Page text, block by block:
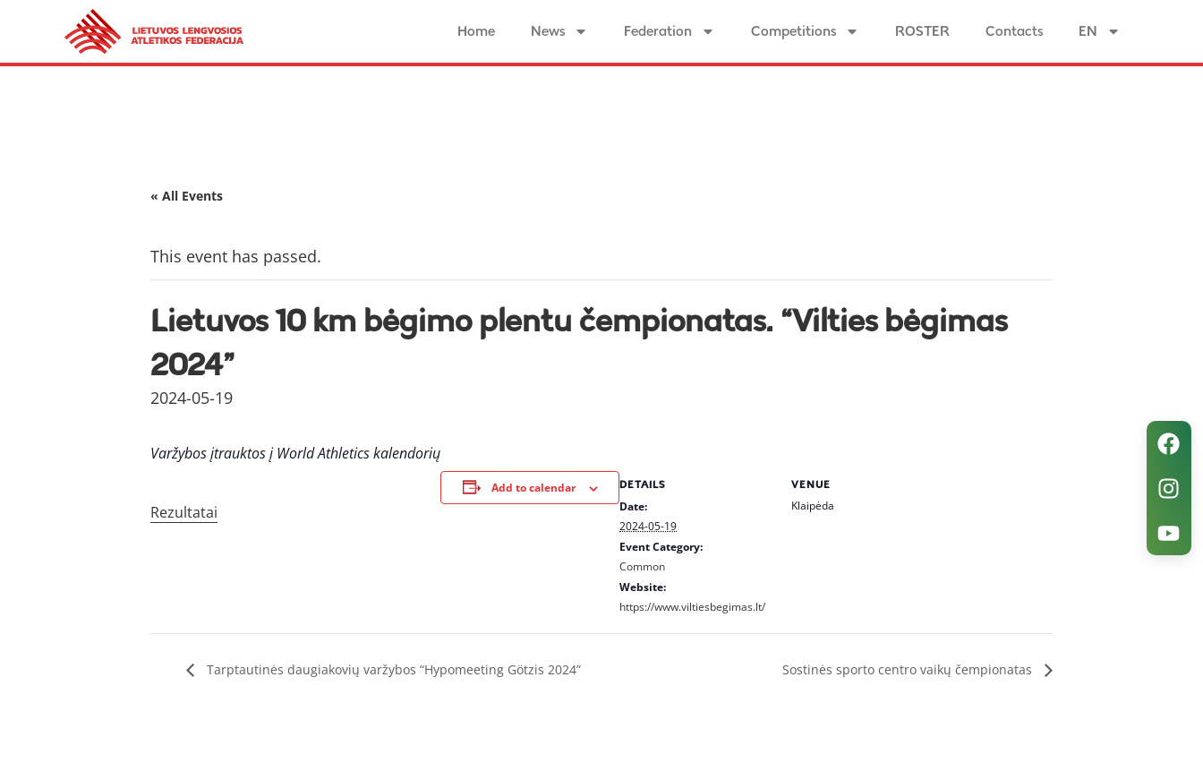
Home News Federation Competitions ROSTER Contacts EN
« All Events
This event has passed.
Lietuvos 10 km bėgimo plentu čempionatas. “Vilties bėgimas
2024”
2024-05-19
Varžybos įtrauktos į World Athletics kalendorių
Rezultatai
Add to calendar DETAILS
Date:
2024-05-19
Event Category:
Common
Website:
https://www.viltiesbegimas.lt/
VENUE
Klaipėda
Tarptautinės daugiakovių varžybos “Hypomeeting Götzis 2024” Sostinės sporto centro vaikų čempionatas